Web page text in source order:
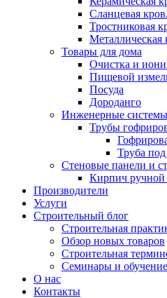
Сланцевая
Тростниковая
Металлическая
Товары для дома
Очистка и
Пищевой
Посуда
Дороданго
Инженерные системы
Трубы
Труба под
Стеновые панели и
Кирпич
Производители
Услуги
Строительный блог
Строительная
Обзор новых товаров
Строительная
Семинары и обучение
О нас
Контакты